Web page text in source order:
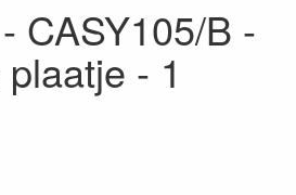
CASY105/B -
- 1